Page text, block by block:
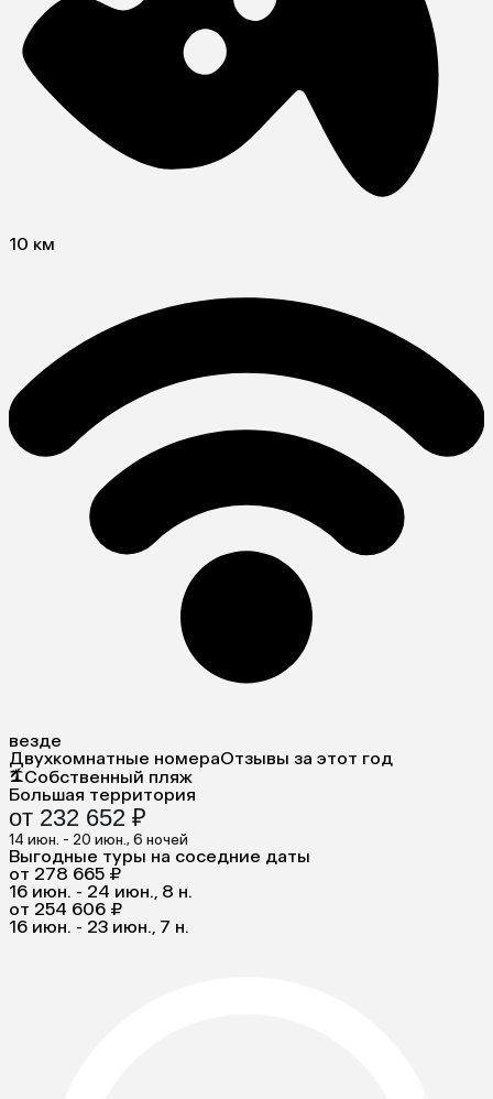
10 км
везде
Двухкомнатные номераОтзывы за этот год
Собственный пляж
Большая территория
от 232 652 ₽
14 июн. - 20 июн., 6 ночей
Выгодные туры на соседние даты
от 278 665 ₽
16 июн. - 24 июн., 8 н.
от 254 606 ₽
16 июн. - 23 июн., 7 н.